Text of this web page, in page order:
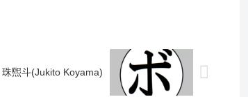
珠煕斗(Jukito Koyama)